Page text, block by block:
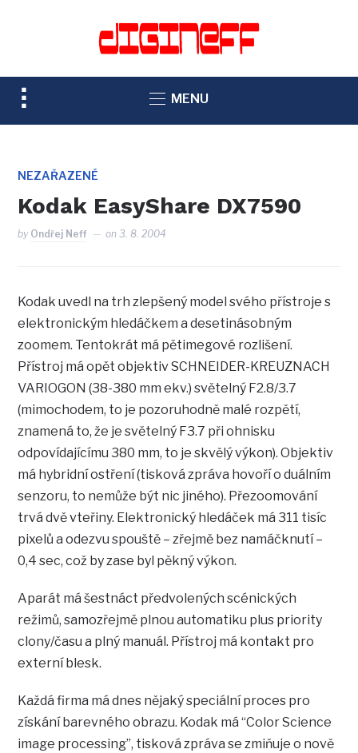
TOGGLE
SIDEBAR
NAVIGATION
MENU
NEZAŘAZENÉ
Kodak EasyShare DX7590
by Ondřej Neff on3. 8. 2004
Kodak uvedl na trh zlepšený model svého přístroje s
elektronickým hledáčkem a desetinásobným
zoomem. Tentokrát má pětimegové rozlišení.
Přístroj má opět objektiv SCHNEIDER-KREUZNACH
VARIOGON (38-380 mm ekv.) světelný F2.8/3.7
(mimochodem, to je pozoruhodně malé rozpětí,
znamená to, že je světelný F3.7 při ohnisku
odpovídajícímu 380 mm, to je skvělý výkon). Objektiv
má hybridní ostření (tisková zpráva hovoří o duálním
senzoru, to nemůže být nic jiného). Přezoomování
trvá dvě vteřiny. Elektronický hledáček má 311 tisíc
pixelů a odezvu spouště – zřejmě bez namáčknutí –
0,4 sec, což by zase byl pěkný výkon.
Aparát má šestnáct předvolených scénických
režimů, samozřejmě plnou automatiku plus priority
clony/času a plný manuál. Přístroj má kontakt pro
externí blesk.
Každá firma má dnes nějaký speciální proces pro
získání barevného obrazu. Kodak má “Color Science
image processing”, tisková zpráva se zmiňuje o nově